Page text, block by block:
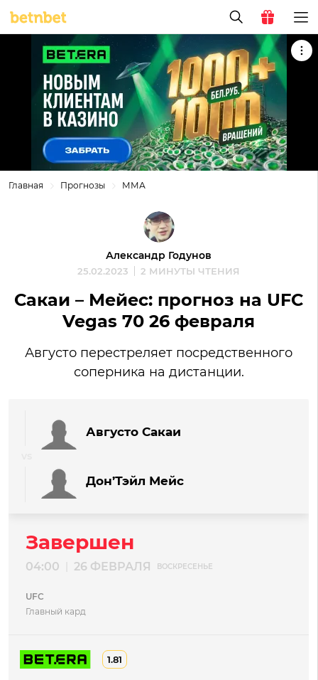
Главная Прогнозы ММА
Александр Годунов
25.02.2023 2 МИНУТЫ ЧТЕНИЯ
Сакаи – Мейес: прогноз на UFC
Vegas 70 26 февраля
Августо перестреляет посредственного
соперника на дистанции.
Августо Сакаи
Дон’Тэйл Мейс
Завершен
04:00 26 ФЕВРАЛЯ ВОСКРЕСЕНЬЕ
UFC
Главный кард
1.81